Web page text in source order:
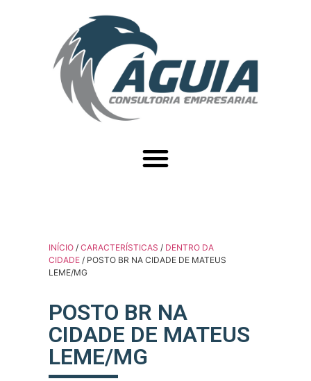
INÍCIO / CARACTERÍSTICAS / DENTRO DA
CIDADE / POSTO BR NA CIDADE DE MATEUS
LEME/MG
POSTO BR NA
CIDADE DE MATEUS
LEME/MG